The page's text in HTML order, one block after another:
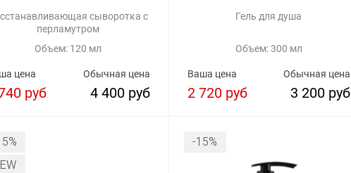
сыворотка с
перламутром
Объем: 120 мл
Обычная цена
4 400 руб
цена
руб
Гель для душа
Объем: 300 мл
Обычная цена
3 200 руб
Ваша цена
2 720 руб
-15%